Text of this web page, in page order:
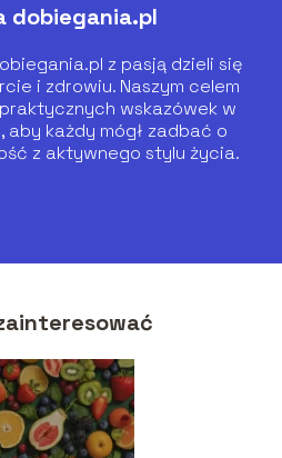
dobiegania.pl
z pasją dzieli się
i zdrowiu. Naszym celem
wskazówek w
każdy mógł zadbać o
z aktywnego stylu życia.